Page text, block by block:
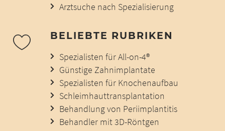
Arztsuche nach Spezialisierung
BELIEBTE RUBRIKEN
Spezialisten für All-on-4®
Günstige Zahnimplantate
Spezialisten für Knochenaufbau
Schleimhauttransplantation
Behandlung von Periimplantitis
Behandler mit 3D-Röntgen